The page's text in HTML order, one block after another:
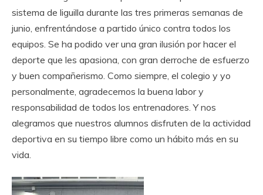
sistema de liguilla durante las tres primeras semanas de
junio, enfrentándose a partido único contra todos los
equipos. Se ha podido ver una gran ilusión por hacer el
deporte que les apasiona, con gran derroche de esfuerzo
y buen compañerismo. Como siempre, el colegio y yo
personalmente, agradecemos la buena labor y
responsabilidad de todos los entrenadores. Y nos
alegramos que nuestros alumnos disfruten de la actividad
deportiva en su tiempo libre como un hábito más en su
vida.